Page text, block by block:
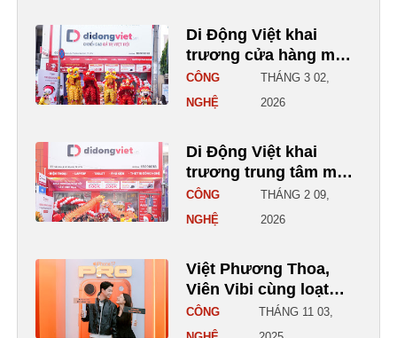
Di Động Việt khai
trương cửa hàng mới:
Ưu đãi đặt trước
Samsung Galaxy S26
CÔNG
NGHỆ
THÁNG 3 02,
2026
Di Động Việt khai
trương trung tâm mua
sắm công nghệ mới
CÔNG
NGHỆ
THÁNG 2 09,
2026
Việt Phương Thoa,
Viên Vibi cùng loạt
TikToker trade-in
iPhone 17 Pro Max tại
CÔNG
THÁNG 11 03,